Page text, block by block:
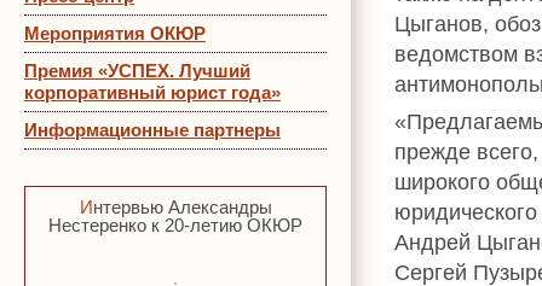
Мероприятия ОКЮР
Премия «УСПЕХ. Лучший
корпоративный юрист года»
Информационные партнеры
Интервью Александры
Нестеренко к 20-летию ОКЮР
Цыганов,
ведомством
прежде
широкого
Андрей
Сергей